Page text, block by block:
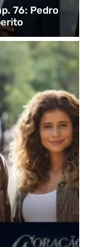
76: Pedro